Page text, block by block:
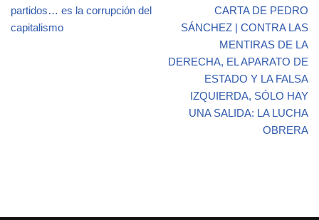
partidos… es la corrupción del
capitalismo
CARTA DE PEDRO
SÁNCHEZ | CONTRA LAS
MENTIRAS DE LA
DERECHA, EL APARATO DE
ESTADO Y LA FALSA
IZQUIERDA, SÓLO HAY
UNA SALIDA: LA LUCHA
OBRERA